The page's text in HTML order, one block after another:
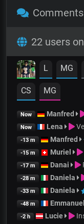
Comments
22 users
L MG
CS MG
Now Manfred
Now Lena
-13 m Manfred
-15 m Muriel
-17 m Danai
-28 m Daniela
-33 m Daniela
-48 m
-2 h Lucie